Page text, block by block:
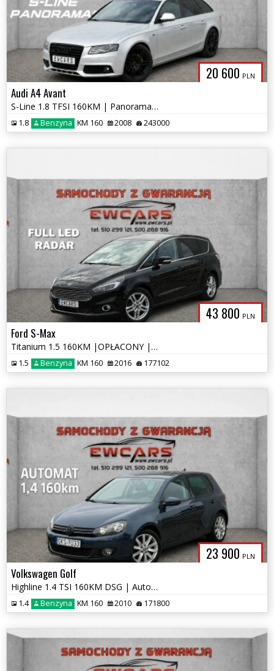
20 600 PLN
Audi A4 Avant
S-Line 1.8 TFSI 160KM | Panorama | Bi-Xenon | LED | 19" | OPŁACONY
1.8 Benzyna KM 160 2008 243000
43 800 PLN
Ford S-Max
Titanium 1.5 160KM |OPŁACONY | Full LED | Radar | Alcantara
1.5 Benzyna KM 160 2016 177102
23 900 PLN
Volkswagen Golf
Highline 1.4 TSI 160KM DSG | Automat | Navi | 17" | Zarejestrowany
1.4 Benzyna KM 160 2010 171800